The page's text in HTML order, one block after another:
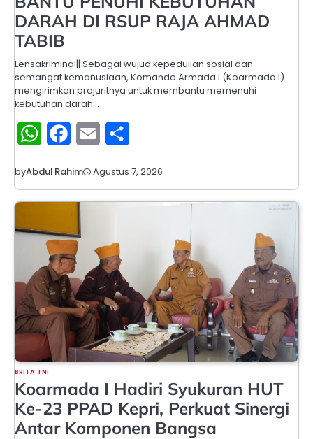
DARAH DI RSUP RAJA AHMAD
TABIB
Lensakriminal|| Sebagai wujud kepedulian sosial dan
semangat kemanusiaan, Komando Armada I (Koarmada I)
mengirimkan prajuritnya untuk membantu memenuhi
kebutuhan darah…
WhatsAppFacebook
Email
byAbdul Rahim Agustus 7, 2026
BRITA TNI
Koarmada I Hadiri Syukuran HUT
Ke-23 PPAD Kepri, Perkuat Sinergi
Antar Komponen Bangsa